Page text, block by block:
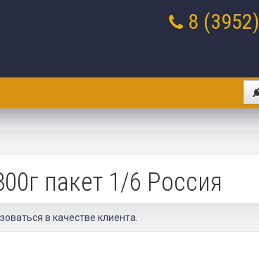
8 (3952)
пакет 1/6 Россия
в качестве клиента